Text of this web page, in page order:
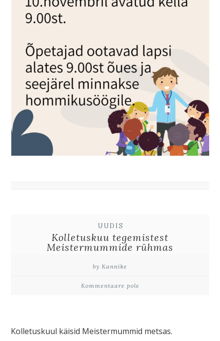
UUDIS
Kolletuskuu tegemistest
Meistermummide rühmas
by Kannike
Kommentaare pole
Kolletuskuul käisid Meistermummid metsas.